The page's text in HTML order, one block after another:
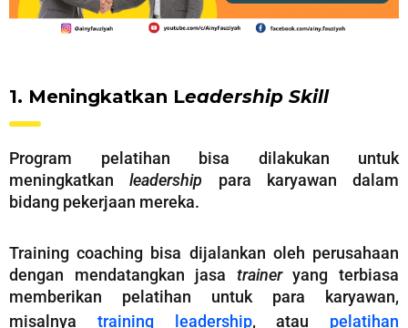
1. Meningkatkan Leadership Skill
Program pelatihan bisa dilakukan untuk
meningkatkanleadership para karyawan dalam
bidang pekerjaan mereka.
Training coaching bisa dijalankan oleh perusahaan
dengan mendatangkan jasa traineryang terbiasa
memberikan pelatihan untuk para karyawan,
misalnya training leadership, atau pelatihan